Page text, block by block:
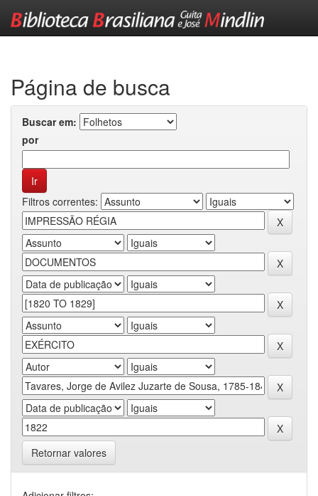
Página de busca
Buscar em:
por
Filtros correntes:
Retornar valores